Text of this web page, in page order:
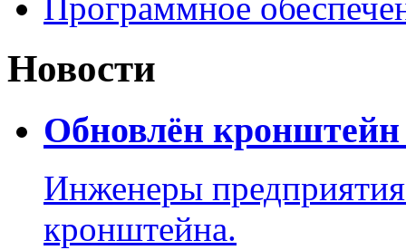
Новости
Обновлён
Инженеры
кронштейна.